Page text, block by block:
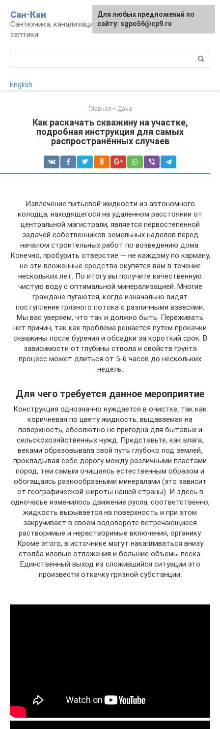
контенту
Сан-Кан
Сантехника, канализация, водопровод,
септики
English
Главная » Дача
Как раскачать скважину на участке,
подробная инструкция для самых
распространённых случаев
Извлечение питьевой жидкости из автономного
колодца, находящегося на удаленном расстоянии от
центральной магистрали, является первостепенной
задачей собственников земельных наделов перед
началом строительных работ по возведению дома.
Конечно, пробурить отверстие — не каждому по карману,
но эти вложенные средства окупятся вам в течение
нескольких лет. По итогу вы получите качественную
чистую воду с оптимальной минерализацией. Многие
граждане пугаются, когда изначально видят
поступление грязного потока с различными взвесями.
Мы вас уверяем, что так и должно быть. Переживать
нет причин, так как проблема решается путем прокачки
скважины после бурения и обсадки за короткий срок. В
зависимости от глубины ствола и свойств грунта
процесс может длиться от 5-6 часов до нескольких
недель.
Для чего требуется данное мероприятие
Конструкция однозначно нуждается в очистке, так как
коричневая по цвету жидкость, выдаваемая на
поверхность, абсолютно не пригодна для бытовых и
сельскохозяйственных нужд. Представьте, как влага,
веками образовывала свой путь глубоко под землей,
прокладывая себе дорогу между различными пластами
пород, тем самым очищаясь естественным образом и
обогащаясь разнообразными минералами (это зависит
от географической широты нашей страны). И здесь в
одночасье изменилось движение русла, соответственно,
жидкость вырывается на поверхность и при этом
закручивает в своем водовороте встречающиеся
растворимые и нерастворимые включения, органику.
Кроме этого, в источнике могут накапливаться внизу
столба иловые отложения и большие объемы песка.
Единственный выход из сложившийся ситуации это
произвести откачку грязной субстанции.
Для любых предложений по
сайту: sgpo56@cp9.ru